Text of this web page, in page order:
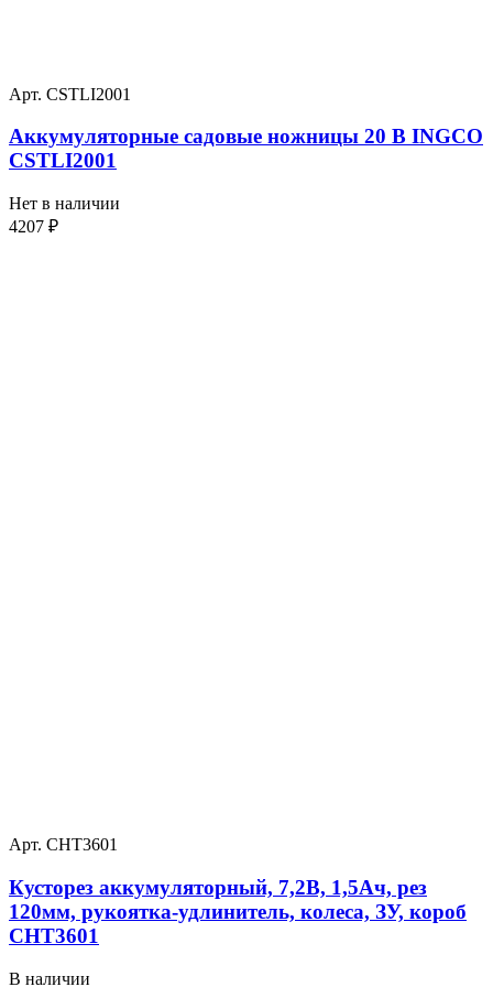
Арт. CSTLI2001
Аккумуляторные садовые ножницы 20 В INGCO
CSTLI2001
Нет в наличии
4207 ₽
Арт. СНТ3601
Кусторез аккумуляторный, 7,2В, 1,5Ач, рез
120мм, рукоятка-удлинитель, колеса, ЗУ, короб
СНТ3601
В наличии